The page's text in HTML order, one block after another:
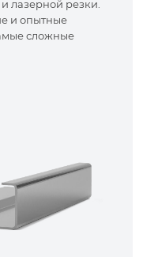
лазерной резки.
и опытные
сложные